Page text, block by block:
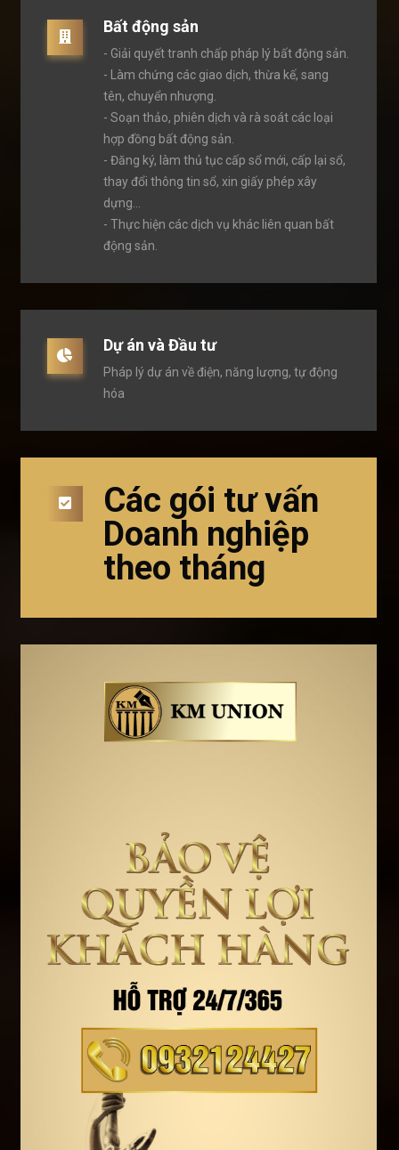
Bất động sản
- Giải quyết tranh chấp pháp lý bất động sản.
- Làm chứng các giao dịch, thừa kế, sang
tên, chuyển nhượng.
- Soạn thảo, phiên dịch và rà soát các loại
hợp đồng bất động sản.
- Đăng ký, làm thủ tục cấp sổ mới, cấp lại sổ,
thay đổi thông tin sổ, xin giấy phép xây
dựng...
- Thực hiện các dịch vụ khác liên quan bất
động sản.
Dự án và Đầu tư
Pháp lý dự án về điện, năng lượng, tự động
hóa
Các gói tư vấn
Doanh nghiệp
theo tháng